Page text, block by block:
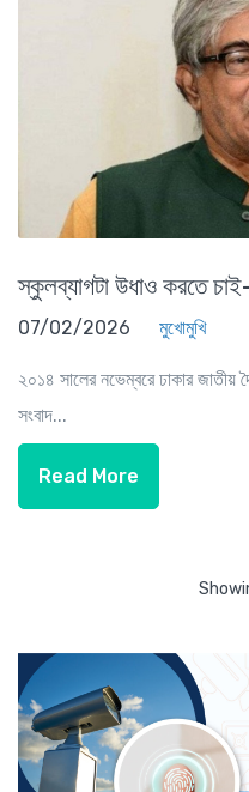
স্কুলব্যাগটা উধাও করতে
07/02/2026 মুখোমুখি
২০১৪ সালের নভেম্বরে ঢাকার
সংবাদ...
Read More